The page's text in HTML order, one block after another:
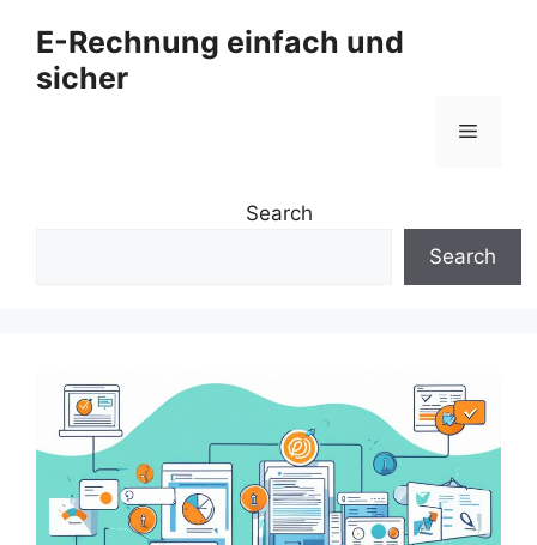
Inhalt
springen
E-Rechnung einfach und
sicher
Menü
Search
Search